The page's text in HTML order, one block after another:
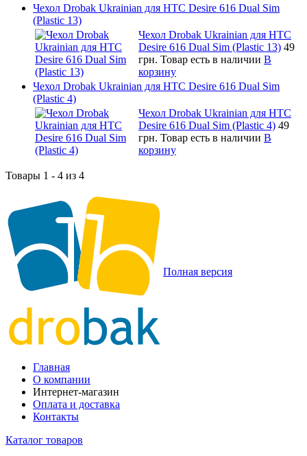
Чехол Drobak Ukrainian для HTC Desire 616 Dual Sim
(Plastic 13)
Чехол Drobak Ukrainian для HTC
Desire 616 Dual Sim (Plastic 13) 49
грн. Товар есть в наличии В
корзину
Чехол Drobak Ukrainian для HTC Desire 616 Dual Sim
(Plastic 4)
Чехол Drobak Ukrainian для HTC
Desire 616 Dual Sim (Plastic 4) 49
грн. Товар есть в наличии В
корзину
Товары 1 - 4 из 4
Полная версия
Главная
О компании
Интернет-магазин
Оплата и доставка
Контакты
Каталог товаров